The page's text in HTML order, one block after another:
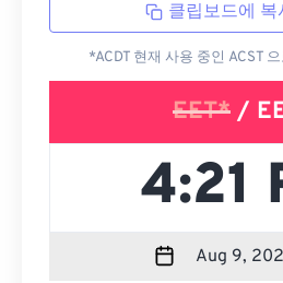
클립보드에 복
*ACDT 현재 사용 중인 ACST
EET* /